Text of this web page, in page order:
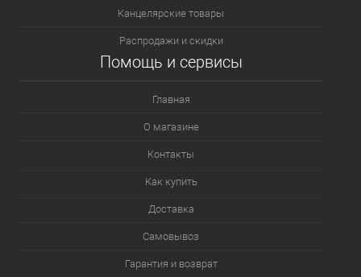
Канцелярские товары
Распродажи и скидки
Помощь и сервисы
Главная
О магазине
Контакты
Как купить
Доставка
Самовывоз
Гарантия и возврат